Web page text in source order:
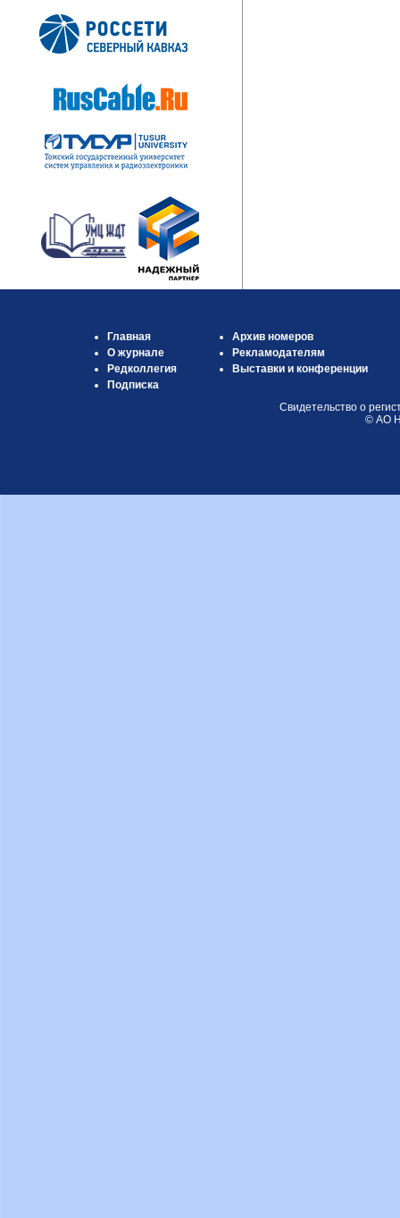
Главная
О журнале
Редколлегия
Подписка
Архив номеров
Рекламодателям
Выставки и конференции
Свидетельство о
© АО